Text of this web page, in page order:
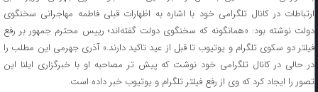
ارتباطات در کانال تلگرامی خود با اشاره به اظهارات قبلی فاطمه مهاجرانی سخنگوی
دولت نوشته بود: «همانگونه که سخنگوی دولت گفته‌اند؛ رییس محترم جمهور بر رفع
فیلتر دو سکوی تلگرام و یوتیوب تا قبل از عید تاکید دارند.» آذری جهرمی این مطلب را
در حالی در کانال تلگرامی خود نوشت که پیش تر مصاحبه او با خبرگزاری ایلنا این
تصور را ایجاد کرد که وی از رفع فیلتر تلگرام و یوتیوب خبر داده است.